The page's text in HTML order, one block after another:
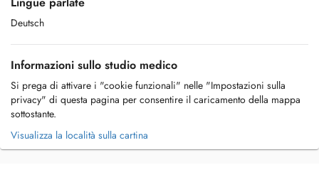
Deutsch
Informazioni sullo studio medico
Si prega di attivare i "cookie funzionali" nelle "Impostazioni sulla
privacy" di questa pagina per consentire il caricamento della mappa
sottostante.
Visualizza la località sulla cartina